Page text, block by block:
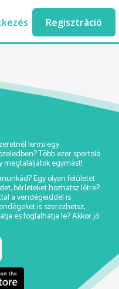
Regisztráció
lenni egy
Több ezer sportoló
megtaláljátok egymást!
Egy olyan felületet
bérleteket hozhatsz létre?
a vendégeiddel is
is szerezhetsz,
és foglalhatja le? Akkor jó